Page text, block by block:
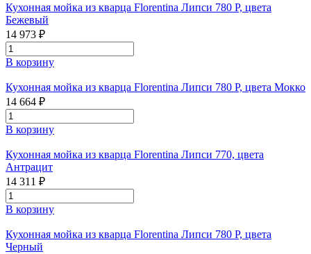
Кухонная мойка из кварца Florentina Липси 780 Р, цвета
Бежевый
14 973 ₽
В корзину
Кухонная мойка из кварца Florentina Липси 780 Р, цвета Мокко
14 664 ₽
В корзину
Кухонная мойка из кварца Florentina Липси 770, цвета
Антрацит
14 311 ₽
В корзину
Кухонная мойка из кварца Florentina Липси 780 Р, цвета
Черный